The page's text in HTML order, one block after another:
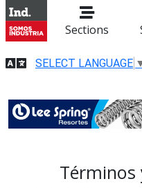
Sections
SELECT LANGUAGE
Términos